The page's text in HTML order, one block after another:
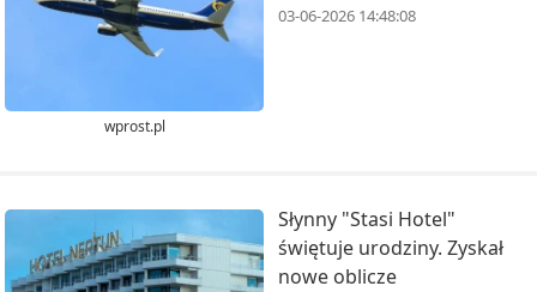
wprost.pl
03-06-2026 14:48:08
Słynny "Stasi Hotel"
świętuje urodziny. Zyskał
nowe oblicze